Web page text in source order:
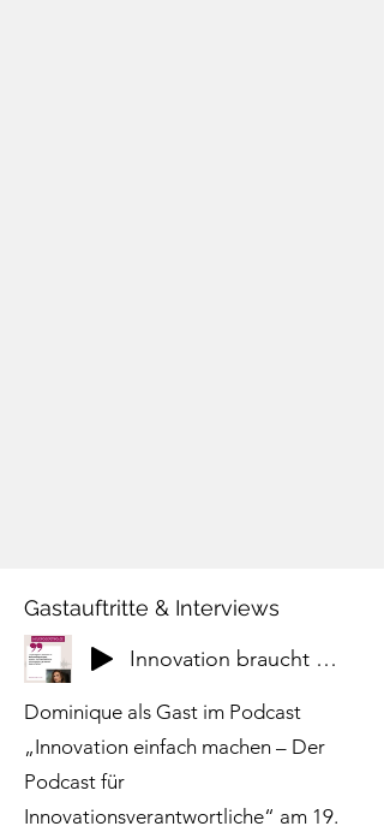
Gastauftritte & Interviews
Innovation braucht psychologische Sicherheit
Dominique als Gast im Podcast
„Innovation einfach machen – Der
Podcast für
Innovationsverantwortliche“ am 19.